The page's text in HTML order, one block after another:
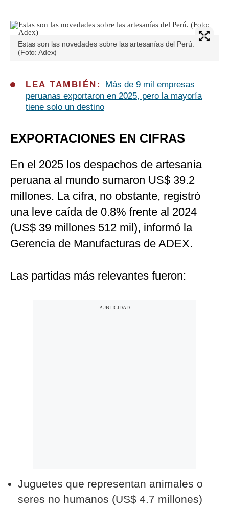
Estas son las novedades sobre las artesanías del Perú.
(Foto: Adex)
LEA TAMBIÉN:
Más de 9 mil empresas
peruanas exportaron en 2025, pero la mayoría
tiene solo un destino
EXPORTACIONES EN CIFRAS
En el 2025 los despachos de artesanía
peruana al mundo sumaron US$ 39.2
millones. La cifra, no obstante, registró
una leve caída de 0.8% frente al 2024
(US$ 39 millones 512 mil), informó la
Gerencia de Manufacturas de ADEX.
Las partidas más relevantes fueron:
Juguetes que representan animales o
seres no humanos (US$ 4.7 millones)